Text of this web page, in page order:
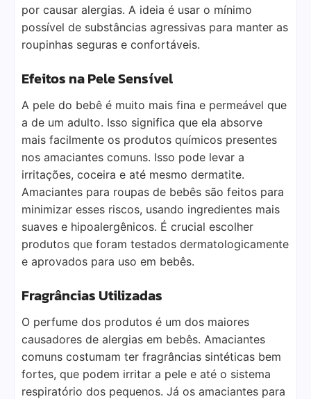
por causar alergias. A ideia é usar o mínimo
possível de substâncias agressivas para manter as
roupinhas seguras e confortáveis.
Efeitos na Pele Sensível
A pele do bebê é muito mais fina e permeável que
a de um adulto. Isso significa que ela absorve
mais facilmente os produtos químicos presentes
nos amaciantes comuns. Isso pode levar a
irritações, coceira e até mesmo dermatite.
Amaciantes para roupas de bebês são feitos para
minimizar esses riscos, usando ingredientes mais
suaves e hipoalergênicos. É crucial escolher
produtos que foram testados dermatologicamente
e aprovados para uso em bebês.
Fragrâncias Utilizadas
O perfume dos produtos é um dos maiores
causadores de alergias em bebês. Amaciantes
comuns costumam ter fragrâncias sintéticas bem
fortes, que podem irritar a pele e até o sistema
respiratório dos pequenos. Já os amaciantes para